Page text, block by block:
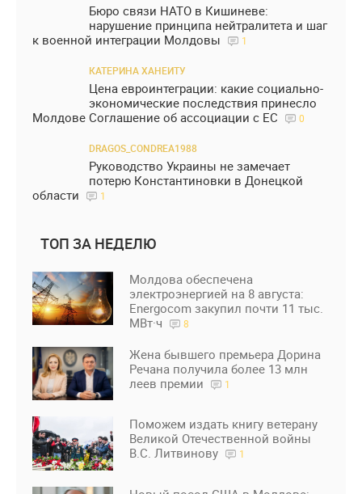
Бюро связи НАТО в Кишиневе:
нарушение принципа нейтралитета и шаг
к военной интеграции Молдовы
1
КАТЕРИНА ХАНЕИТУ
Цена евроинтеграции: какие социально-
экономические последствия принесло
Молдове Соглашение об ассоциации с ЕС
0
DRAGOS_CONDREA1988
Руководство Украины не замечает
потерю Константиновки в Донецкой
области
1
ТОП ЗА НЕДЕЛЮ
Молдова обеспечена
электроэнергией на 8 августа:
Energocom закупил почти 11 тыс.
МВт·ч
8
Жена бывшего премьера Дорина
Речана получила более 13 млн
леев премии
1
Поможем издать книгу ветерану
Великой Отечественной войны
В.С. Литвинову
1